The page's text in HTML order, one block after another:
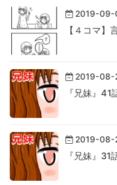
2019-09-
【４コマ】
2019-08-
『兄妹』41
2019-08-
『兄妹』31